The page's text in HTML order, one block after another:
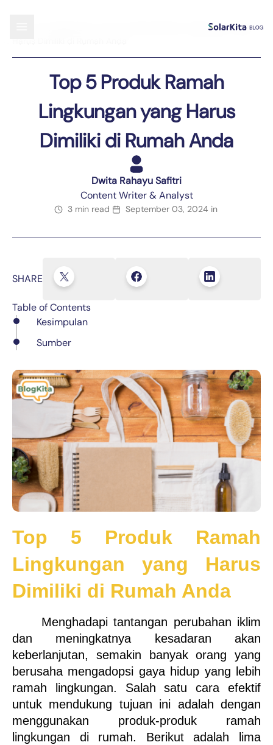
Top 5 Produk Ramah Lingkungan yang
Top 5 Produk Ramah
Lingkungan yang Harus
Dimiliki di Rumah Anda
Dwita Rahayu Safitri
Content Writer & Analyst
3 min read September 03, 2024 in
SHARE
Table of Contents
Kesimpulan
Sumber
Top 5 Produk Ramah
Lingkungan yang Harus
Dimiliki di Rumah Anda
Menghadapi tantangan perubahan iklim
dan meningkatnya kesadaran akan
keberlanjutan, semakin banyak orang yang
berusaha mengadopsi gaya hidup yang lebih
ramah lingkungan. Salah satu cara efektif
untuk mendukung tujuan ini adalah dengan
menggunakan produk-produk ramah
lingkungan di rumah. Berikut adalah lima